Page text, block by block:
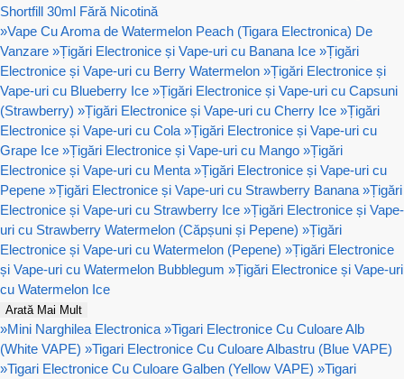
Shortfill 30ml Fără Nicotină
»Vape Cu Aroma de Watermelon Peach (Tigara Electronica) De
Vanzare »Țigări Electronice și Vape-uri cu Banana Ice »Țigări
Electronice și Vape-uri cu Berry Watermelon »Țigări Electronice și
Vape-uri cu Blueberry Ice »Țigări Electronice și Vape-uri cu Capsuni
(Strawberry) »Țigări Electronice și Vape-uri cu Cherry Ice »Țigări
Electronice și Vape-uri cu Cola »Țigări Electronice și Vape-uri cu
Grape Ice »Țigări Electronice și Vape-uri cu Mango »Țigări
Electronice și Vape-uri cu Menta »Țigări Electronice și Vape-uri cu
Pepene »Țigări Electronice și Vape-uri cu Strawberry Banana »Țigări
Electronice și Vape-uri cu Strawberry Ice »Țigări Electronice și Vape-
uri cu Strawberry Watermelon (Căpșuni și Pepene) »Țigări
Electronice și Vape-uri cu Watermelon (Pepene) »Țigări Electronice
și Vape-uri cu Watermelon Bubblegum »Țigări Electronice și Vape-uri
cu Watermelon Ice
Arată Mai Mult
»Mini Narghilea Electronica »Tigari Electronice Cu Culoare Alb
(White VAPE) »Tigari Electronice Cu Culoare Albastru (Blue VAPE)
»Tigari Electronice Cu Culoare Galben (Yellow VAPE) »Tigari